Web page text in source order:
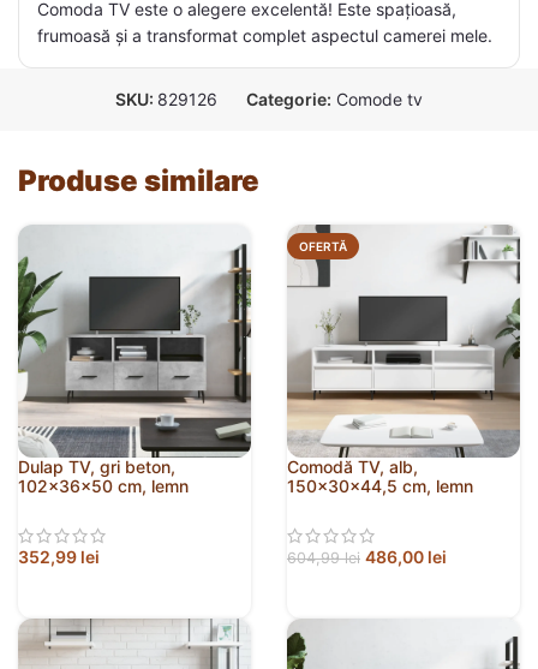
Comoda TV este o alegere excelentă! Este spațioasă,
frumoasă și a transformat complet aspectul camerei mele.
SKU: 829126 Categorie: Comode tv
Produse similare
Dulap TV, gri beton,
102x36x50 cm, lemn
352,99 lei
OFERTĂ
Comodă TV, alb,
150x30x44,5 cm, lemn
604,99lei 486,00 lei